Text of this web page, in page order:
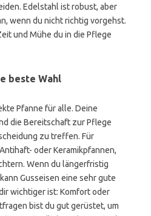
Edelstahl ist robust, aber
wenn du nicht richtig vorgehst.
und Mühe du in die Pflege
beste Wahl
Pfanne für alle. Deine
die Bereitschaft zur Pflege
zu treffen. Für
oder Keramikpfannen,
Wenn du längerfristig
Gusseisen eine sehr gute
wichtiger ist: Komfort oder
bist du gut gerüstet, um